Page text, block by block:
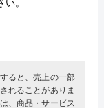
。
ると、売上の一部
れることがありま
、商品・サービス